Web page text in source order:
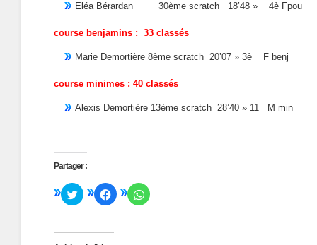
Eléa Bérardan 30ème scratch 18’48 » 4è Fpou
course benjamins : 33 classés
Marie Demortière 8ème scratch 20’07 » 3è F benj
course minimes : 40 classés
Alexis Demortière 13ème scratch 28’40 » 11 M min
Partager :
Cliquez
pour
partager
dans
une
Cliquez
pour
partager
dans
Cliquez
pour